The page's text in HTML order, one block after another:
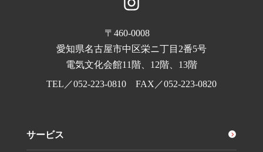
〒460-0008
愛知県名古屋市中区栄ニ丁目2番5号
電気文化会館11階、12階、13階
TEL／052-223-0810 FAX／052-223-0820
サービス